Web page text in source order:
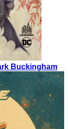
Buckingham